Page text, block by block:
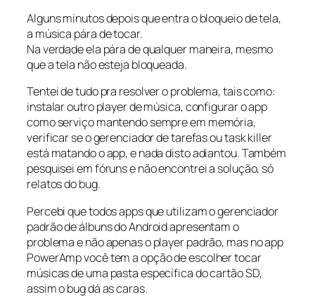
Alguns minutos depois que entra o bloqueio de tela,
a música pára de tocar.
Na verdade ela pára de qualquer maneira, mesmo
que a tela não esteja bloqueada.
Tentei de tudo pra resolver o problema, tais como:
instalar outro player de música, configurar o app
como serviço mantendo sempre em memória,
verificar se o gerenciador de tarefas ou task killer
está matando o app, e nada disto adiantou. Também
pesquisei em fóruns e não encontrei a solução, só
relatos do bug.
Percebi que todos apps que utilizam o gerenciador
padrão de álbuns do Android apresentam o
problema e não apenas o player padrão, mas no app
PowerAmp você tem a opção de escolher tocar
músicas de uma pasta específica do cartão SD,
assim o bug dá as caras.